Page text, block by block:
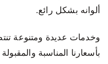
ألوانه بشكل رائع.
وخدمات عديدة ومتنوعة
بأسعارنا المناسبة